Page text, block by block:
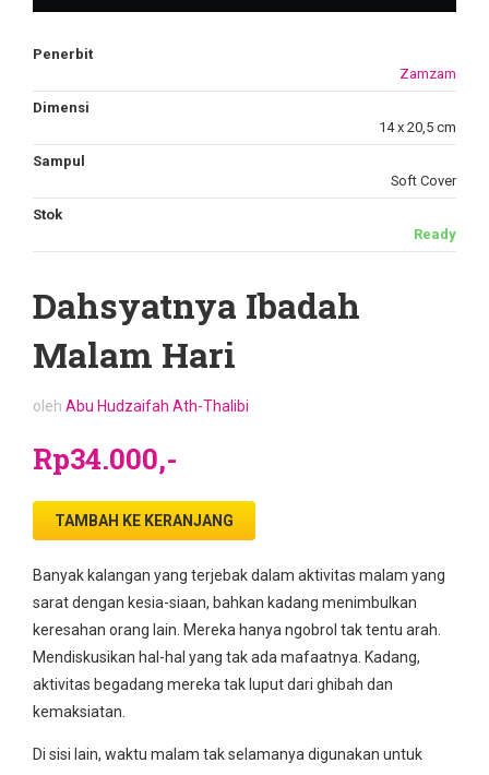
Penerbit
Zamzam
Dimensi
14 x 20,5 cm
Sampul
Soft Cover
Stok
Ready
Dahsyatnya Ibadah
Malam Hari
oleh Abu Hudzaifah Ath-Thalibi
Rp34.000,-
TAMBAH KE KERANJANG
Banyak kalangan yang terjebak dalam aktivitas malam yang
sarat dengan kesia-siaan, bahkan kadang menimbulkan
keresahan orang lain. Mereka hanya ngobrol tak tentu arah.
Mendiskusikan hal-hal yang tak ada mafaatnya. Kadang,
aktivitas begadang mereka tak luput dari ghibah dan
kemaksiatan.
Di sisi lain, waktu malam tak selamanya digunakan untuk